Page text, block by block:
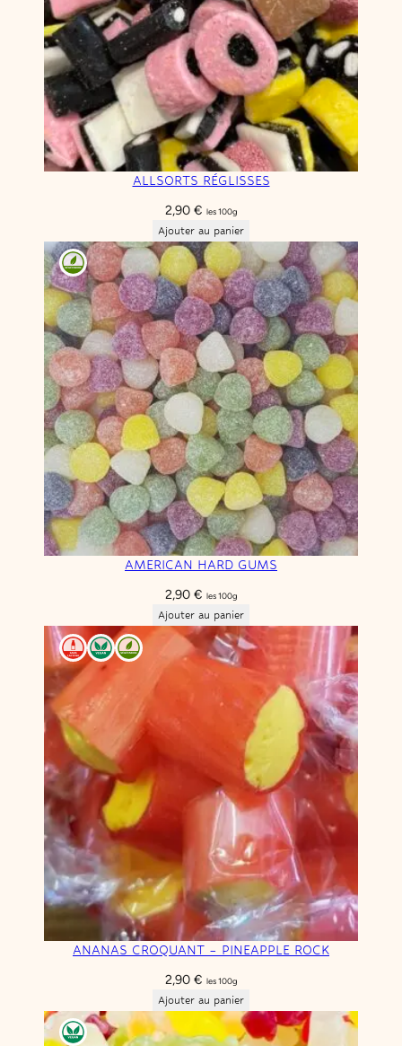
ALLSORTS RÉGLISSES
2,90 € les 100g
Ajouter au panier
AMERICAN HARD GUMS
2,90 € les 100g
Ajouter au panier
ANANAS CROQUANT – PINEAPPLE ROCK
2,90 € les 100g
Ajouter au panier